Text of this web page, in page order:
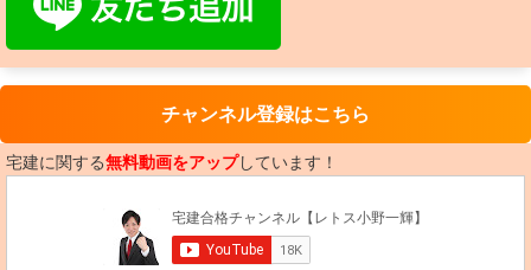
チャンネル登録はこちら
宅建に関する無料動画をアップしています！